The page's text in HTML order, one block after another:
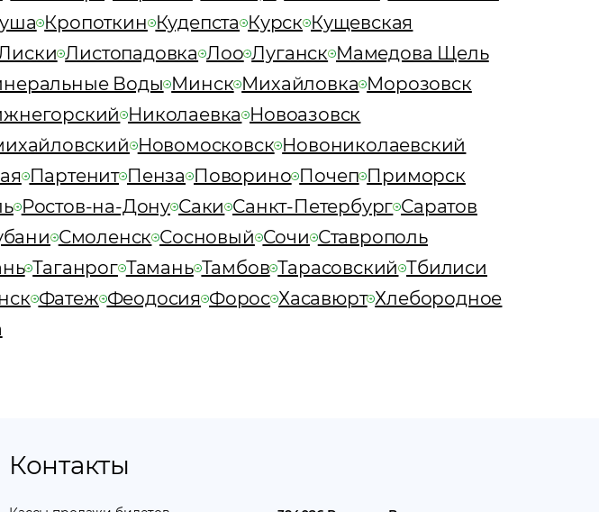
Кропоткин Кудепста Курск Кущевская
Листопадовка Лоо Луганск Мамедова Щель
Воды Минск Михайловка Морозовск
Николаевка Новоазовск
Новомосковск Новониколаевский
Партенит Пенза Поворино Почеп Приморск
Ростов-на-Дону Саки Санкт-Петербург Саратов
Смоленск Сосновый Сочи Ставрополь
Таганрог Тамань Тамбов Тарасовский Тбилиси
Фатеж Феодосия Форос Хасавюрт Хлебородное
Контакты